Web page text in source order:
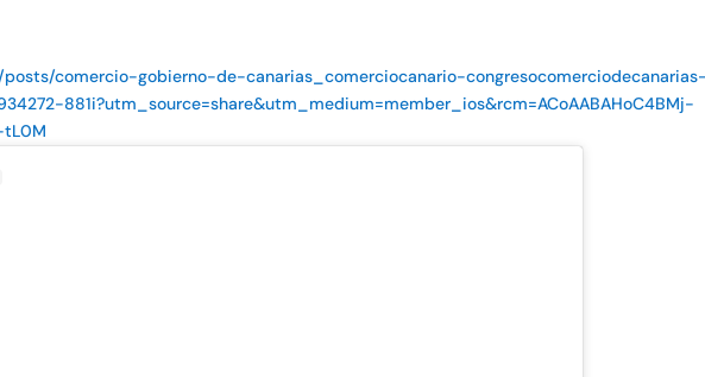
comercio-gobierno-de-canarias_comerciocanario-
881i?utm_source=share&utm_medium=member_ios&rcm=ACoAABAHoC4BMj-
tL0M